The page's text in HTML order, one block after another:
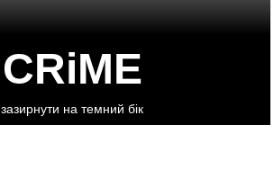
CRiME
зазирнути на темний бік